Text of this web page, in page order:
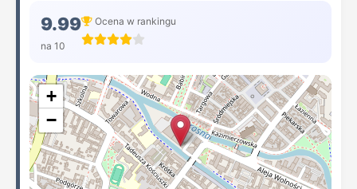
9.99
na 10
Ocena w rankingu
+
−